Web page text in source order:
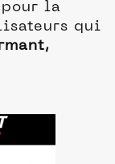
la
qui